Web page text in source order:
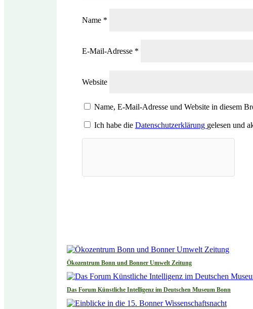
Name *
E-Mail-Adresse *
Website
Name, E-Mail-Adresse und Website in diesem
Ich habe die Datenschutzerklärung gelesen und
Ökozentrum Bonn und Bonner Umwelt Zeitung
Das Forum Künstliche Intelligenz im Deutschen Museum Bonn